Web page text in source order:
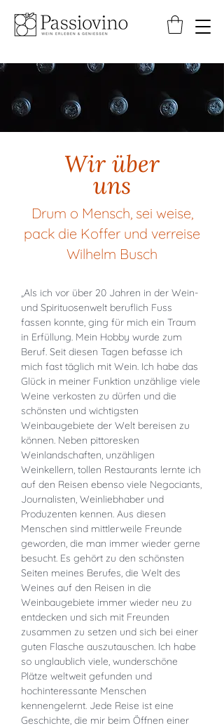
Wir über
uns
Drum o Mensch, sei weise,
pack die Koffer und verreise
Wilhelm Busch
„Als ich vor über 20 Jahren in der Wein-
und Spirituosenwelt beruflich Fuss
fassen konnte, ging für mich ein Traum
in Erfüllung. Mein Hobby wurde zum
Beruf. Seit diesen Tagen befasse ich
mich fast täglich mit Wein. Ich habe das
Glück in meiner Funktion unzählige viele
Weine verkosten zu dürfen und die
schönsten und wichtigsten
Weinbaugebiete der Welt bereisen zu
können. Neben pittoresken
Weinlandschaften, unzähligen
Weinkellern, tollen Restaurants lernte ich
auf den Reisen ebenso viele Negociants,
Journalisten, Weinliebhaber und
Produzenten kennen. Aus diesen
Menschen sind mittlerweile Freunde
geworden, die man immer wieder gerne
besucht. Es gehört zu den schönsten
Seiten meines Berufes, die Welt des
Weines auf den Reisen in die
Weinbaugebiete immer wieder neu zu
entdecken und sich mit Freunden
zusammen zu setzen und sich bei einer
guten Flasche auszutauschen. Ich habe
so unglaublich viele, wunderschöne
Plätze weltweit gefunden und
hochinteressante Menschen
kennengelernt. Jede Reise ist eine
Geschichte, die mir beim Öffnen einer